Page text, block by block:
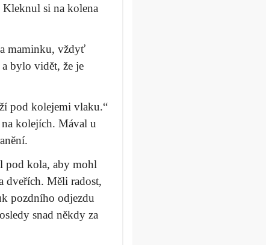
Kleknul si na kolena
maminku, vždyť
bylo vidět, že je
pod kolejemi vlaku.“
kolejích. Mával u
pod kola, aby mohl
dveřích. Měli radost,
pozdního odjezdu
snad někdy za